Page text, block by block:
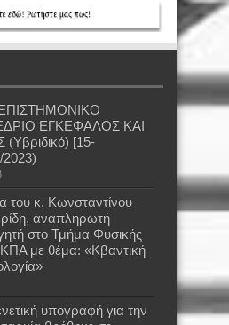
ΕΓΚΕΦΑΛΟΣ ΚΑΙ
[15-
2023)
του κ. Κωνσταντίνου
αναπληρωτή
στο Τμήμα Φυσικής
με θέμα: «Κβαντική
υπογραφή για την